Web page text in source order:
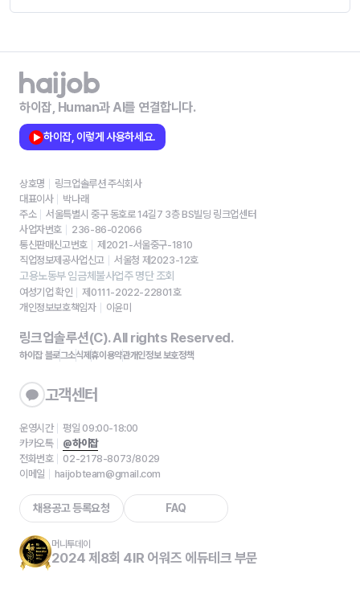
하이잡, Human과 AI를 연결합니다.
하이잡, 이렇게 사용하세요.
상호명
링크업솔루션 주식회사
대표이사
박나래
주소
서울특별시 중구 동호로 14길7 3층 BS빌딩 링크업센터
사업자번호
236-86-02066
통신판매신고번호
제2021-서울중구-1810
직업정보제공사업신고
서울청 제2023-12호
고용노동부 임금체불사업주 명단 조회
여성기업 확인
제0111-2022-22801호
개인정보보호책임자
이윤미
링크업솔루션(C). All rights Reserved.
하이잡 블로그소식제휴이용약관개인정보 보호정책
고객센터
운영시간
평일 09:00-18:00
카카오톡
@하이잡
전화번호
02-2178-8073/8029
이메일
haijobteam@gmail.com
채용공고 등록요청 FAQ
머니투데이
2024 제8회 4IR 어워즈 에듀테크 부문